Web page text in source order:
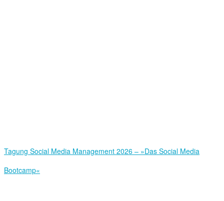
Tagung Social Media Management 2026 – »Das Social Media
Bootcamp«